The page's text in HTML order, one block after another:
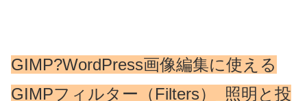
GIMP?WordPress画像編集に使える
GIMPフィルター（Filters）_照明と投